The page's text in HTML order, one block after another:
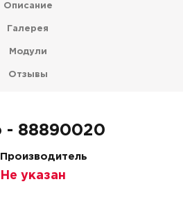
Описание
Галерея
Модули
Отзывы
- 88890020
Производитель
Не указан